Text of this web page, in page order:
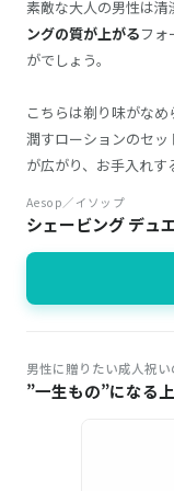
素敵な大人の男性は清
ングの質が上がるフ
がでしょう。
こちらは剃り味がな
潤すローションのセ
が広がり、お手入れす
Aesop／イソップ
シェービング デュ
男性に贈りたい成人祝
”一生もの”になる